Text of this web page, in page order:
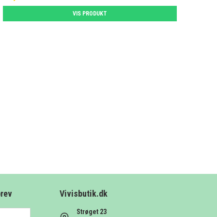
VIS PRODUKT
Vivisbutik.dk
Strøget 23